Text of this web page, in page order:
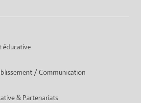
éducative
/ Communication
& Partenariats